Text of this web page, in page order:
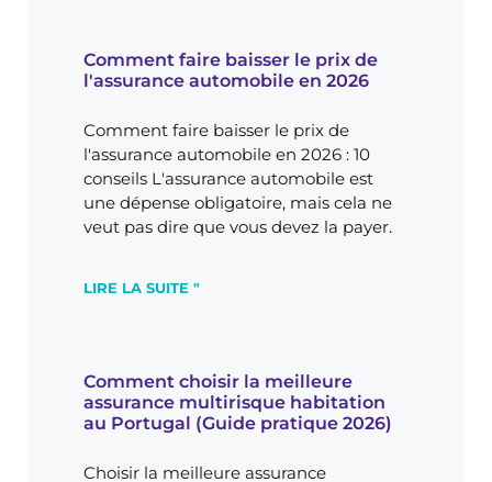
Comment faire baisser le prix de
l'assurance automobile en 2026
Comment faire baisser le prix de
l'assurance automobile en 2026 : 10
conseils L'assurance automobile est
une dépense obligatoire, mais cela ne
veut pas dire que vous devez la payer.
LIRE LA SUITE "
Comment choisir la meilleure
assurance multirisque habitation
au Portugal (Guide pratique 2026)
Choisir la meilleure assurance